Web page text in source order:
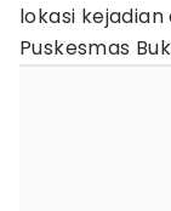
lokasi
Puskesmas